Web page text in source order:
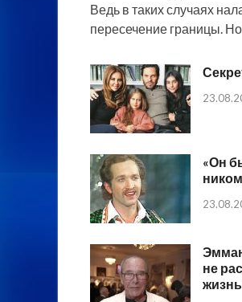
Ведь в таких случаях
пересечение границы.
«Он
не